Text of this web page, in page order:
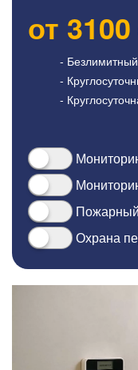
от 3100
-
-
-
Охрана